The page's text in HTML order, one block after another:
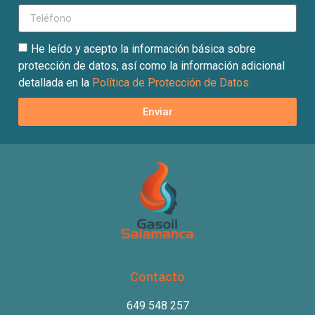
He leído y acepto la información básica sobre
protección de datos, así como la información adicional
detallada en la Política de Protección de Datos.
Enviar
Contacto
649 548 257